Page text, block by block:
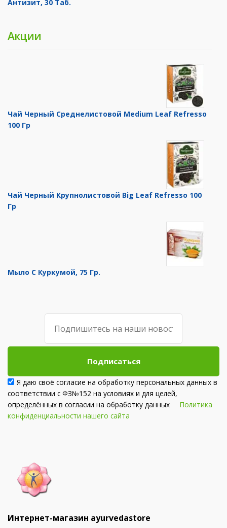
Антизит, 30 Таб.
Акции
Чай Черный Среднелистовой Medium Leaf Refresso
100 Гр
Чай Черный Крупнолистовой Big Leaf Refresso 100
Гр
Мыло С Куркумой, 75 Гр.
Подписаться
Я даю своё согласие на обработку персональных данных в
соответствии с ФЗ№152 на условиях и для целей,
определённых в согласии на обработку данных Политика
конфиденциальности нашего сайта
Интернет-магазин ayurvedastore